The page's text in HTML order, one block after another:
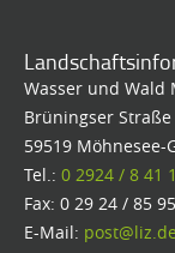
Wasser und Wald
Brüningser Straße
59519 Möhnesee-
Tel.: 0 2924 / 8 41
Fax: 0 29 24 / 85
E-Mail: post@liz.de